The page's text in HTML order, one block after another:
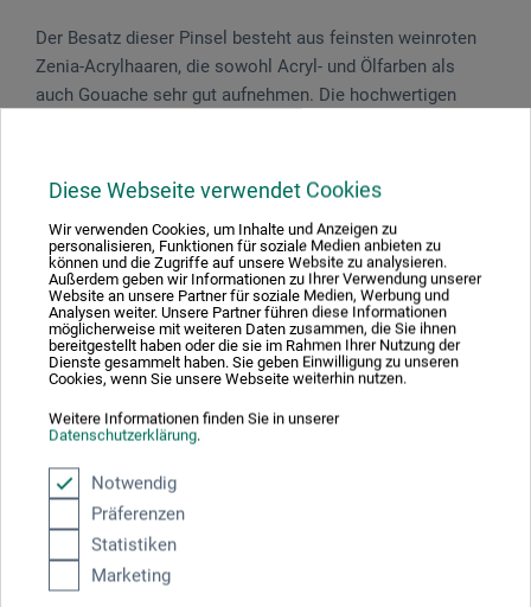
Diese Webseite verwendet Cookies
Wir verwenden Cookies, um Inhalte und Anzeigen zu
personalisieren, Funktionen für soziale Medien anbieten zu
können und die Zugriffe auf unsere Website zu analysieren.
Außerdem geben wir Informationen zu Ihrer Verwendung unserer
Website an unsere Partner für soziale Medien, Werbung und
Analysen weiter. Unsere Partner führen diese Informationen
möglicherweise mit weiteren Daten zusammen, die Sie ihnen
bereitgestellt haben oder die sie im Rahmen Ihrer Nutzung der
Dienste gesammelt haben. Sie geben Einwilligung zu unseren
Cookies, wenn Sie unsere Webseite weiterhin nutzen.
Weitere Informationen finden Sie in unserer
Datenschutzerklärung.
Notwendig
Präferenzen
Statistiken
Marketing
Der Besatz dieser Pinsel besteht aus feinsten weinroten
Zenia-Acrylhaaren, die sowohl Acryl- und Ölfarben als
auch Gouache sehr gut aufnehmen. Die hochwertigen
und langem, mattschwarz lackiertem Stiel sind sehr
Germany.
Produktbewertungen (0)
Schreiben Sie die erste Bewertung zu diesem Produkt
JETZT PRODUKT BEWERTEN